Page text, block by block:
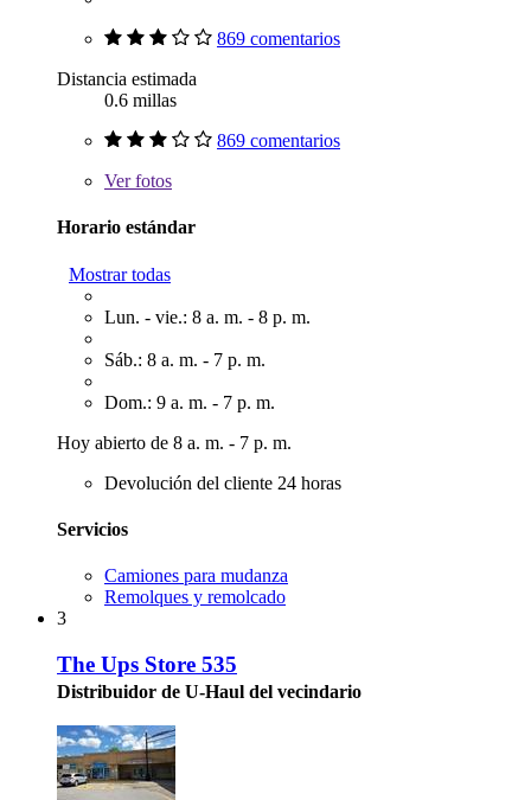
869 comentarios
Distancia estimada
0.6 millas
869 comentarios
Verfotos
Horario estándar
Mostrar todas
Lun. - vie.: 8 a. m. - 8 p. m.
Sáb.: 8 a. m. - 7 p. m.
Dom.: 9 a. m. - 7 p. m.
Hoy abierto de 8 a. m. - 7 p. m.
Devolución del cliente 24 horas
Servicios
Camiones para mudanza
Remolques y remolcado
3
The Ups Store 535
Distribuidor de U-Haul del vecindario